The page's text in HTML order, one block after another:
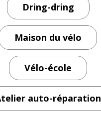
Dring-dring
Maison du vélo
Vélo-école
auto-réparation